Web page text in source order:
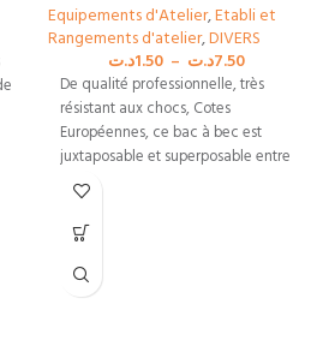
Equipements d'Atelier,Etabli et
Rangements d'atelier,DIVERS
1.50د.ت – 7.50د.ت
De qualité professionnelle, très
résistant aux chocs, Cotes
Européennes, ce bac à bec est
juxtaposable et superposable entre
eux grâce